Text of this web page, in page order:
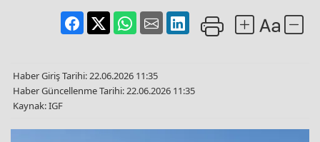
Haber Giriş Tarihi: 22.06.2026 11:35
Haber Güncellenme Tarihi: 22.06.2026 11:35
Kaynak: IGF